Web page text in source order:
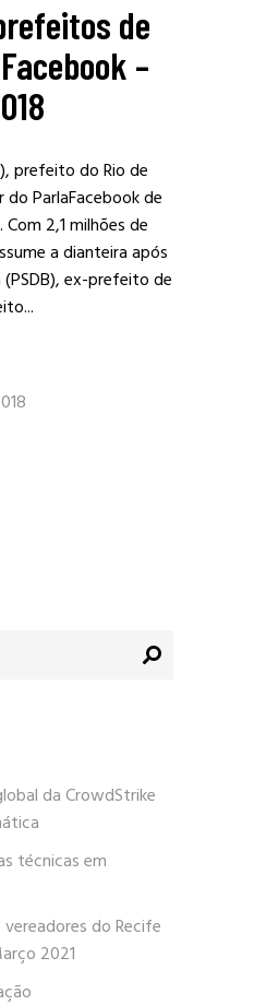
de
–
prefeito do Rio de
do ParlaFacebook de
2,1 milhões de
a dianteira após
ex-prefeito de
da CrowdStrike
técnicas em
do Recife
2021